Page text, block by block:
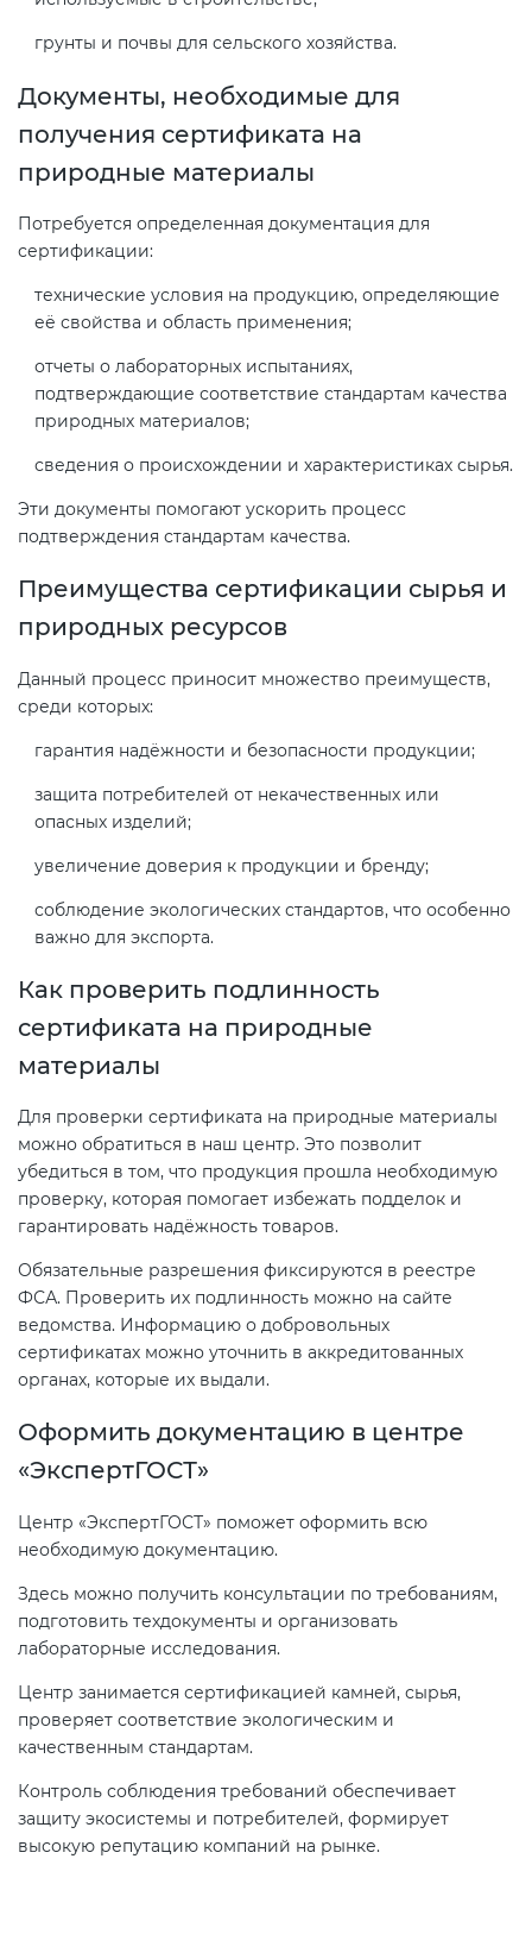
грунты и почвы для сельского хозяйства.
Документы, необходимые для
получения сертификата на
природные материалы
Потребуется определенная документация для
сертификации:
технические условия на продукцию, определяющие
её свойства и область применения;
отчеты о лабораторных испытаниях,
подтверждающие соответствие стандартам качества
природных материалов;
сведения о происхождении и характеристиках сырья.
Эти документы помогают ускорить процесс
подтверждения стандартам качества.
Преимущества сертификации сырья и
природных ресурсов
Данный процесс приносит множество преимуществ,
среди которых:
гарантия надёжности и безопасности продукции;
защита потребителей от некачественных или
опасных изделий;
увеличение доверия к продукции и бренду;
соблюдение экологических стандартов, что особенно
важно для экспорта.
Как проверить подлинность
сертификата на природные
материалы
Для проверки сертификата на природные материалы
можно обратиться в наш центр. Это позволит
убедиться в том, что продукция прошла необходимую
проверку, которая помогает избежать подделок и
гарантировать надёжность товаров.
Обязательные разрешения фиксируются в реестре
ФСА. Проверить их подлинность можно на сайте
ведомства. Информацию о добровольных
сертификатах можно уточнить в аккредитованных
органах, которые их выдали.
Оформить документацию в центре
«ЭкспертГОСТ»
Центр «ЭкспертГОСТ» поможет оформить всю
необходимую документацию.
Здесь можно получить консультации по требованиям,
подготовить техдокументы и организовать
лабораторные исследования.
Центр занимается сертификацией камней, сырья,
проверяет соответствие экологическим и
качественным стандартам.
Контроль соблюдения требований обеспечивает
защиту экосистемы и потребителей, формирует
высокую репутацию компаний на рынке.